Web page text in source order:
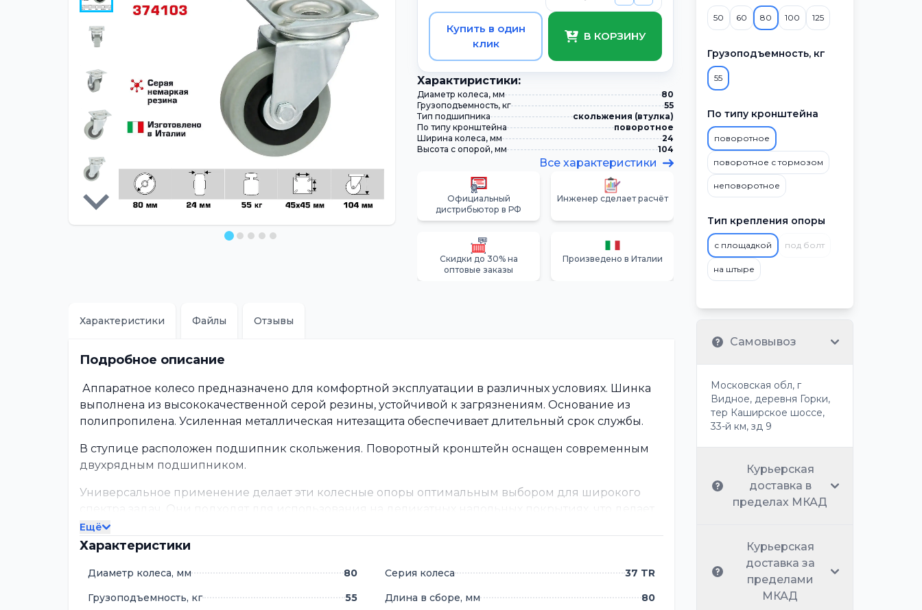
Купить в один
клик
В КОРЗИНУ
Xарактиристики:
Диаметр колеса, мм
80
Грузоподъемность, кг
55
Тип подшипника
скольжения (втулка)
По типу кронштейна
поворотное
Ширина колеса, мм
24
Высота с опорой, мм
104
Все характеристики
Официальный
дистрибьютор в РФ
Инженер сделает расчёт
Скидки до 30% на
оптовые заказы
Произведено в Италии
Характеристики Файлы Отзывы
Подробное описание
Аппаратное колесо предназначено для комфортной эксплуатации в различных условиях. Шинка
выполнена из высококачественной серой резины, устойчивой к загрязнениям. Основание из
полипропилена. Усиленная металлическая нитезащита обеспечивает длительный срок службы.
В ступице расположен подшипник скольжения. Поворотный кронштейн оснащен современным
двухрядным подшипником.
Универсальное применение делает эти колесные опоры оптимальным выбором для широкого
спектра задач. Они подходят для использования на деликатных напольных покрытиях, что делает
их незаменимыми в:
торговых центрах и супермаркетах
частных домах и квартирах
выставочных залах
Ещё
Характеристики
Диаметр колеса, мм
80
Грузоподъемность, кг
55
Серия колеса
37 TR
Длина в сборе, мм
80
50 60 80 100 125
Грузоподъемность, кг
55
По типу кронштейна
поворотное
поворотное с тормозом
неповоротное
Тип крепления опоры
с площадкой под болт
на штыре
Самовывоз
Московская обл, г
Видное, деревня Горки,
тер Каширское шоссе,
33-й км, зд 9
Курьерская
доставка в
пределах МКАД
Курьерская
доставка за
пределами
МКАД